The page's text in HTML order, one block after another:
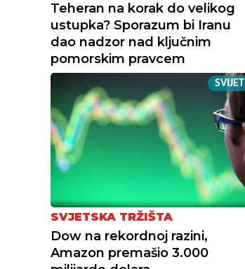
Teheran na korak do velikog
ustupka? Sporazum bi Iranu
dao nadzor nad ključnim
pomorskim pravcem
SVIJET
SVJETSKA TRŽIŠTA
Dow na rekordnoj razini,
Amazon premašio 3.000